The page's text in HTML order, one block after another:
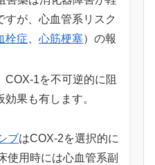
すが、心血管系リスク
栓症 、心筋梗塞）の報
COX-1を不可逆的に阻
果も有します。
ブはCOX-2を選択的に
使用時には心血管系副